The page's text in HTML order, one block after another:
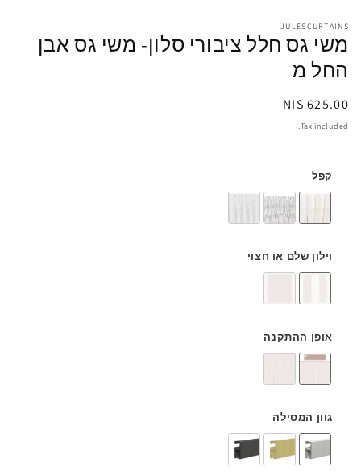
JULESCURTAINS
משי גס חלל ציבורי סלון- משי גס אבן
החל מ
Regular
price
625.00 NIS
Tax included.
קפל
וילון שלם או חצוי
אופן ההתקנה
גוון המסילה